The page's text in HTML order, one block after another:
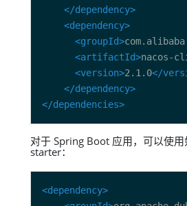
</dependency>
<dependency>
<groupId>
<artifactId>nacos-
<version>2.1.0</
</dependency>
</dependencies>
对于 Spring Boot 应用，可以使
starter：
<dependency>